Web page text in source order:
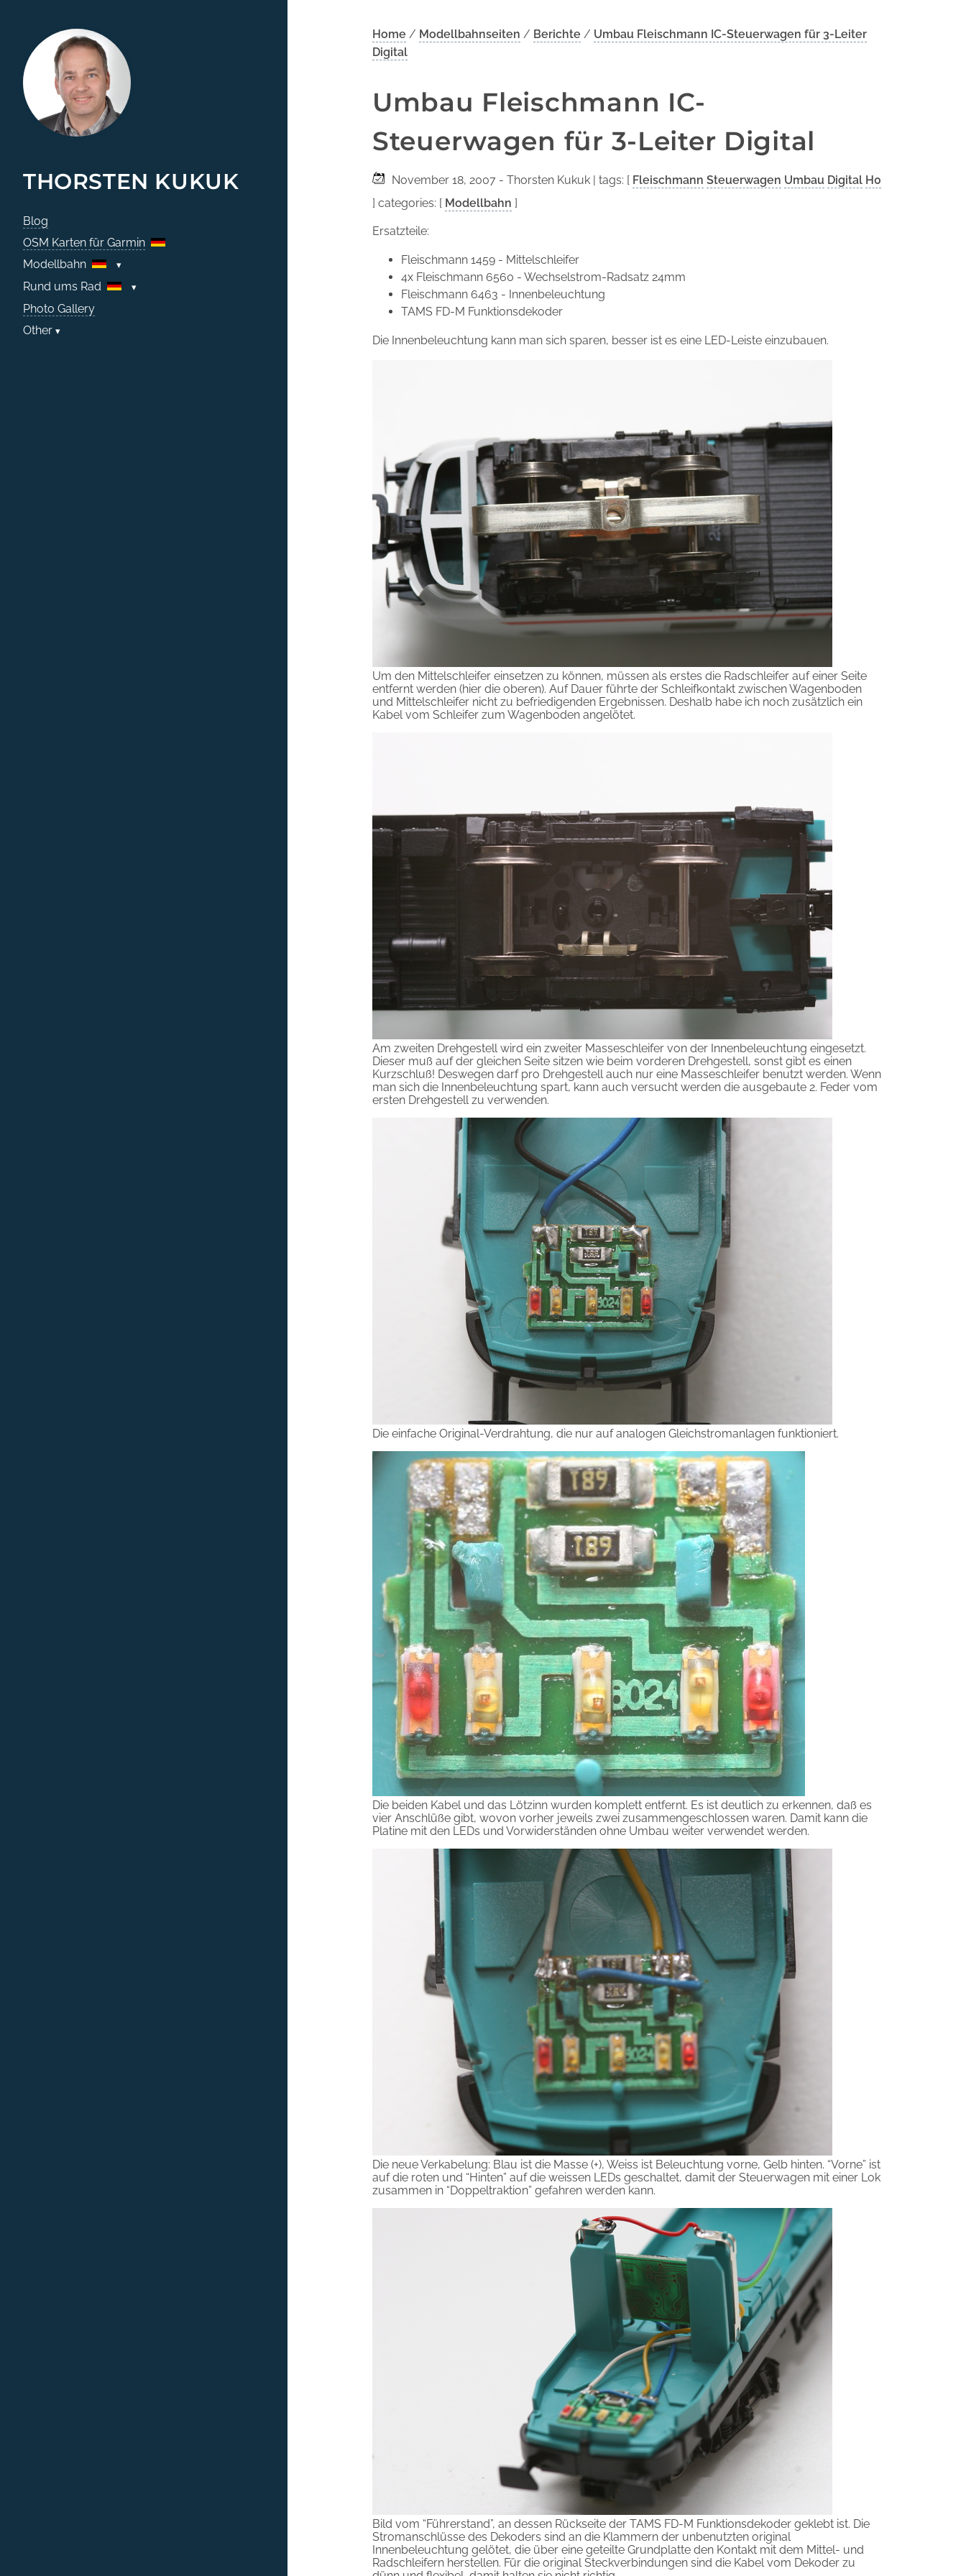
THORSTEN KUKUK
Blog
OSM Karten für Garmin
Modellbahn
Rund ums Rad
Photo Gallery
Other
Home / Modellbahnseiten / Berichte / Umbau Fleischmann IC-Steuerwagen für 3-Leiter
Digital
Umbau Fleischmann IC-
Steuerwagen für 3-Leiter Digital
November 18, 2007 - Thorsten Kukuk | tags: [ Fleischmann Steuerwagen Umbau Digital H0
] categories: [ Modellbahn ]
Ersatzteile:
Fleischmann 1459 - Mittelschleifer
4x Fleischmann 6560 - Wechselstrom-Radsatz 24mm
Fleischmann 6463 - Innenbeleuchtung
TAMS FD-M Funktionsdekoder
Die Innenbeleuchtung kann man sich sparen, besser ist es eine LED-Leiste einzubauen.
Um den Mittelschleifer einsetzen zu können, müssen als erstes die Radschleifer auf einer Seite
entfernt werden (hier die oberen). Auf Dauer führte der Schleifkontakt zwischen Wagenboden
und Mittelschleifer nicht zu befriedigenden Ergebnissen. Deshalb habe ich noch zusätzlich ein
Kabel vom Schleifer zum Wagenboden angelötet.
Am zweiten Drehgestell wird ein zweiter Masseschleifer von der Innenbeleuchtung eingesetzt.
Dieser muß auf der gleichen Seite sitzen wie beim vorderen Drehgestell, sonst gibt es einen
Kurzschluß! Deswegen darf pro Drehgestell auch nur eine Masseschleifer benutzt werden. Wenn
man sich die Innenbeleuchtung spart, kann auch versucht werden die ausgebaute 2. Feder vom
ersten Drehgestell zu verwenden.
Die einfache Original-Verdrahtung, die nur auf analogen Gleichstromanlagen funktioniert.
Die beiden Kabel und das Lötzinn wurden komplett entfernt. Es ist deutlich zu erkennen, daß es
vier Anschlüße gibt, wovon vorher jeweils zwei zusammengeschlossen waren. Damit kann die
Platine mit den LEDs und Vorwiderständen ohne Umbau weiter verwendet werden.
Die neue Verkabelung: Blau ist die Masse (+), Weiss ist Beleuchtung vorne, Gelb hinten. “Vorne” ist
auf die roten und “Hinten” auf die weissen LEDs geschaltet, damit der Steuerwagen mit einer Lok
zusammen in “Doppeltraktion” gefahren werden kann.
Bild vom “Führerstand”, an dessen Rückseite der TAMS FD-M Funktionsdekoder geklebt ist. Die
Stromanschlüsse des Dekoders sind an die Klammern der unbenutzten original
Innenbeleuchtung gelötet, die über eine geteilte Grundplatte den Kontakt mit dem Mittel- und
Radschleifern herstellen. Für die original Steckverbindungen sind die Kabel vom Dekoder zu